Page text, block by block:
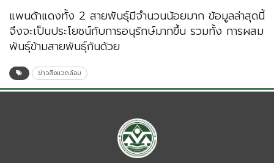
แพนด้าแดงทั้ง 2 สายพันธุ์มีจำนวนน้อยมาก ข้อมูลล่าสุดนี้
จึงจะเป็นประโยชน์กับการอนุรักษ์มากขึ้น รวมทั้ง การผสม
พันธุ์ข้ามสายพันธุ์กันด้วย
ข่าวสิ่งแวดล้อม